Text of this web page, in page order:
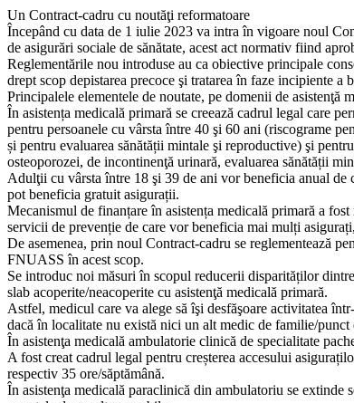
Un Contract-cadru cu noutăţi reformatoare
Începând cu data de 1 iulie 2023 va intra în vigoare noul
de asigurări sociale de sănătate, acest act normativ fiind
Reglementările nou introduse au ca obiective principale
drept scop depistarea precoce şi tratarea în faze incipiente a
Principalele elementele de noutate, pe domenii de
În asistența medicală primară se creează cadrul legal care
pentru persoanele cu vârsta între 40 şi 60 ani (riscograme
și pentru evaluarea sănătății mintale şi reproductive) şi
osteoporozei, de incontinenţă urinară, evaluarea sănătății
Adulţii cu vârsta între 18 şi 39 de ani vor beneficia anual
pot beneficia gratuit asigurații.
Mecanismul de finanțare în asistența medicală primară a
servicii de prevenție de care vor beneficia mai mulți
De asemenea, prin noul Contract-cadru se reglementează
FNUASS în acest scop.
Se introduc noi măsuri în scopul reducerii disparităților
slab acoperite/neacoperite cu asistenţă medicală primară.
Astfel, medicul care va alege să îşi desfăşoare activitatea
dacă în localitate nu există nici un alt medic de familie/punct
În asistenţa medicală ambulatorie clinică de specialitate
A fost creat cadrul legal pentru creșterea accesului
respectiv 35 ore/săptămână.
În asistenţa medicală paraclinică din ambulatoriu se